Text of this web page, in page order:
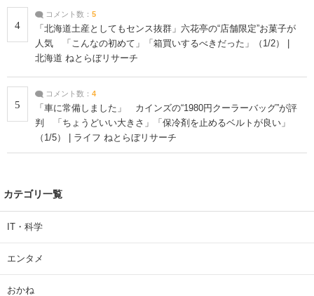
4
コメント数： 5
「北海道土産としてもセンス抜群」六花亭の“店舗限定”お菓子が
人気 「こんなの初めて」「箱買いするべきだった」（1/2） |
北海道 ねとらぼリサーチ
5
コメント数： 4
「車に常備しました」 カインズの“1980円クーラーバッグ”が評
判 「ちょうどいい大きさ」「保冷剤を止めるベルトが良い」
（1/5） | ライフ ねとらぼリサーチ
カテゴリ一覧
IT・科学
エンタメ
おかね